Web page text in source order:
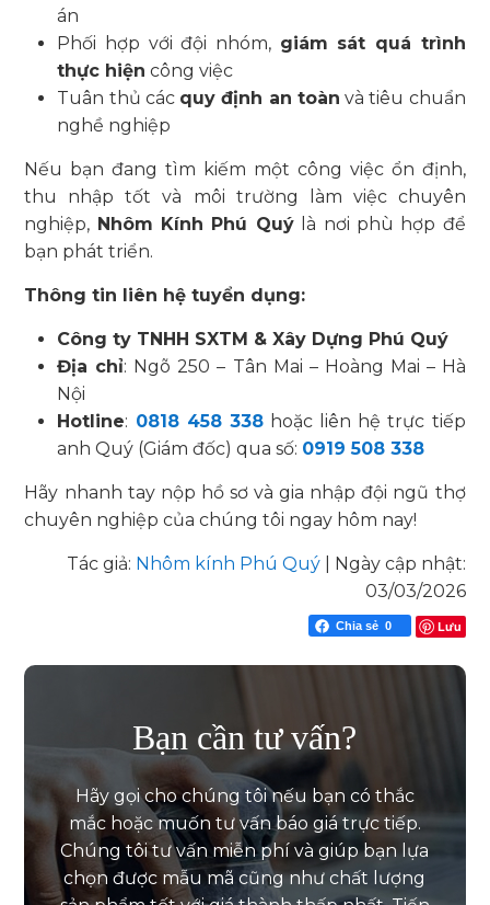
án
Phối hợp với đội nhóm, giám sát quá trình
thực hiện công việc
Tuân thủ các quy định an toàn và tiêu chuẩn
nghề nghiệp
Nếu bạn đang tìm kiếm một công việc ổn định,
thu nhập tốt và môi trường làm việc chuyên
nghiệp, Nhôm Kính Phú Quýlà nơi phù hợp để
bạn phát triển.
Thông tin liên hệ tuyển dụng:
Công ty TNHH SXTM & Xây Dựng Phú Quý
Địa chỉ: Ngõ 250 – Tân Mai – Hoàng Mai – Hà
Nội
Hotline: 0818 458 338hoặc liên hệ trực tiếp
anh Quý (Giám đốc) qua số: 0919 508 338
Hãy nhanh tay nộp hồ sơ và gia nhập đội ngũ thợ
chuyên nghiệp của chúng tôi ngay hôm nay!
Tác giả: Nhôm kính Phú Quý
Ngày cập nhật:
03/03/2026
Chia sẻ 0 Lưu
Bạn cần tư vấn?
Hãy gọi cho chúng tôi nếu bạn có thắc
mắc hoặc muốn tư vấn báo giá trực tiếp.
Chúng tôi tư vấn miễn phí và giúp bạn lựa
chọn được mẫu mã cũng như chất lượng